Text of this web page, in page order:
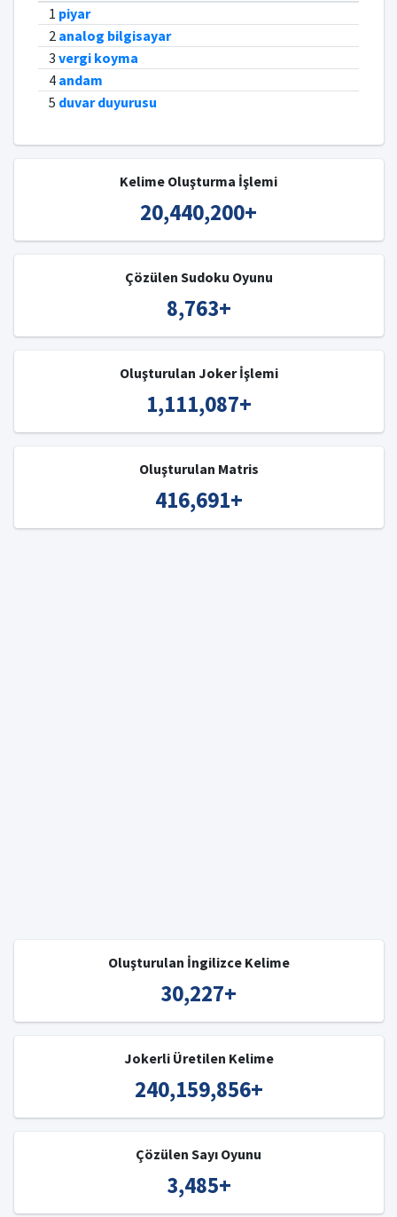
1 piyar
2 analog bilgisayar
3 vergi koyma
4 andam
5 duvar duyurusu
Kelime Oluşturma İşlemi
20,440,200+
Çözülen Sudoku Oyunu
8,763+
Oluşturulan Joker İşlemi
1,111,087+
Oluşturulan Matris
416,691+
Oluşturulan İngilizce Kelime
30,227+
Jokerli Üretilen Kelime
240,159,856+
Çözülen Sayı Oyunu
3,485+